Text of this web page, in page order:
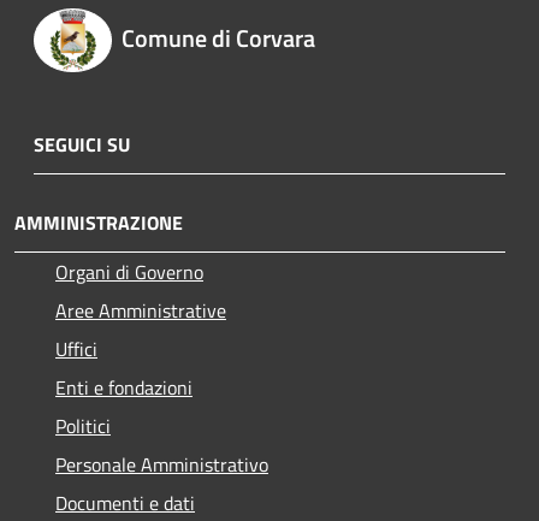
Comune di Corvara
SEGUICI SU
AMMINISTRAZIONE
Organi di Governo
Aree Amministrative
Uffici
Enti e fondazioni
Politici
Personale Amministrativo
Documenti e dati